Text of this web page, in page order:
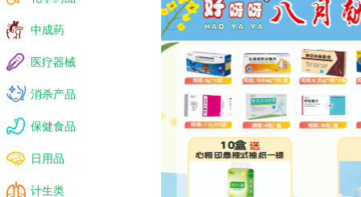
中成药
医疗器械
消杀产品
保健食品
日用品
计生类